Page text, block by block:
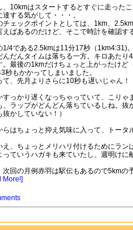
、10kmはスタートするとすぐに走った
達する気がして・・・。
チェックポイントとしては、1km、
えばあるのだけど、そこで時計を確認す
1/4である2.5kmは11分17秒（1km4:31)
んだんタイムは落ちる一方。キロあた
。最後の1kmだけちょっと上がったけど
秒もかかってしまいました。
て、先月よりさらに10秒も遅いじゃん！
すっかり遅くなっちゃっていて、こりゃ
、ラップがどんどん落ちているしね。抜
抜かしていない！）
らはちょっと抑え気味に入って、トータ
え、ちょっとメリハリ付けるためにラン
っていうハガキも来ていたし、週明けに
次回の月例赤羽は駅伝もあるので5kmの
More!]